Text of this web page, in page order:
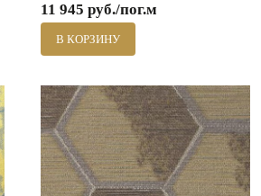
11 945 руб./пог.м
В КОРЗИНУ